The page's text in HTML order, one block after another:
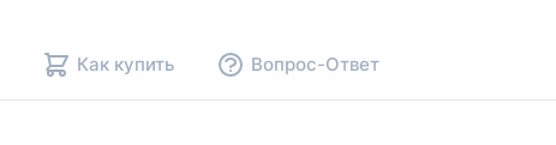
Как купить Вопрос-Ответ